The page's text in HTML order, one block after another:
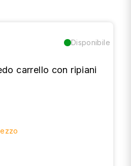
Disponibile
carrello con ripiani